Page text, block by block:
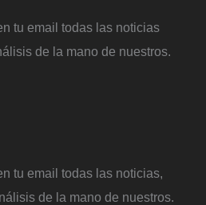
tu email todas las noticias
de la mano de nuestros.
tu email todas las noticias,
de la mano de nuestros.